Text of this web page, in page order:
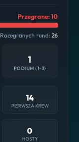
Przegrane: 10
Rozegranych rund: 26
1
PODIUM (1-3)
14
PIERWSZA KREW
0
HOSTY